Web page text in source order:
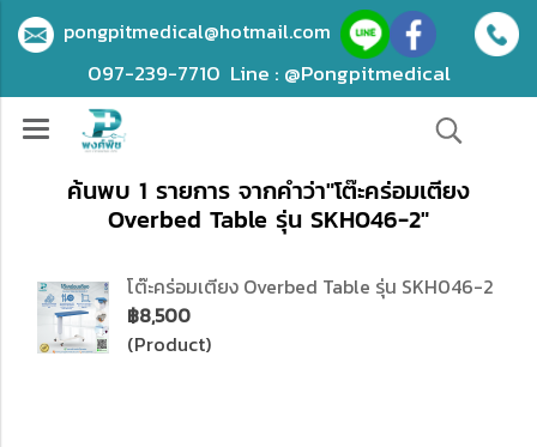
pongpitmedical@hotmail.com
097-239-7710 Line : @Pongpitmedical
ค้นพบ 1 รายการ จากคำว่า"โต๊ะคร่อมเตียง
Overbed Table รุ่น SKH046-2"
โต๊ะคร่อมเตียง Overbed Table รุ่น SKH046-2
฿8,500
(Product)